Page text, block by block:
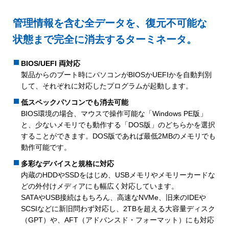
管理情報を含む全データを、復元不可能な
状態まで完全に消去するターミネータ。
BIOS/UEFI 両対応
製品からのブート時にパソコンがBIOSかUEFIかを自動判別
して、それぞれに対応したプログラムが起動します。
低スペックパソコンでも消去可能
BIOS環境の場合、マウスで操作可能な「Windows PE版」
と、少ないメモリでも動作する「DOS版」のどちらかを選択
することができます。DOS版であれば最低2MBのメモリでも
動作可能です。
多彩なデバイスと規格に対応
内蔵のHDDやSSDをはじめ、USBメモリやメモリーカードな
どの外付けメディアにも幅広く対応しています。
SATAやUSB接続はもちろん、高速なNVMe、旧来のIDEや
SCSIなどに新旧問わず対応し、2TBを超える大容量ディスク
（GPT）や、AFT（アドバンスド・フォーマット）にも対応